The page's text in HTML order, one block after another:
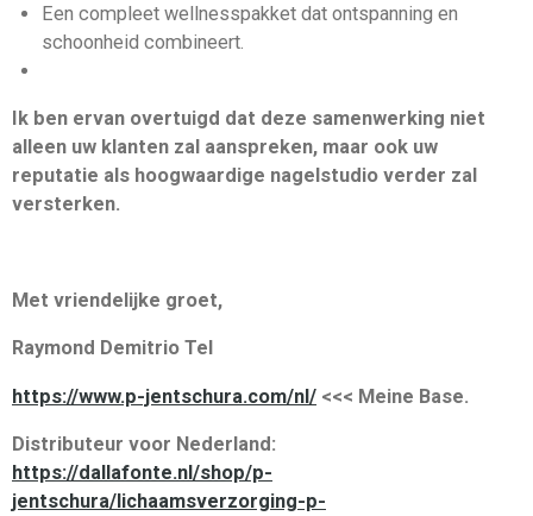
Een compleet wellnesspakket dat ontspanning en
schoonheid combineert.
Ik ben ervan overtuigd dat deze samenwerking niet
alleen uw klanten zal aanspreken, maar ook uw
reputatie als hoogwaardige nagelstudio verder zal
versterken.
Met vriendelijke groet,
Raymond Demitrio Tel
https://www.p-jentschura.com/nl/ <<< Meine Base.
Distributeur voor Nederland:
https://dallafonte.nl/shop/p-
jentschura/lichaamsverzorging-p-